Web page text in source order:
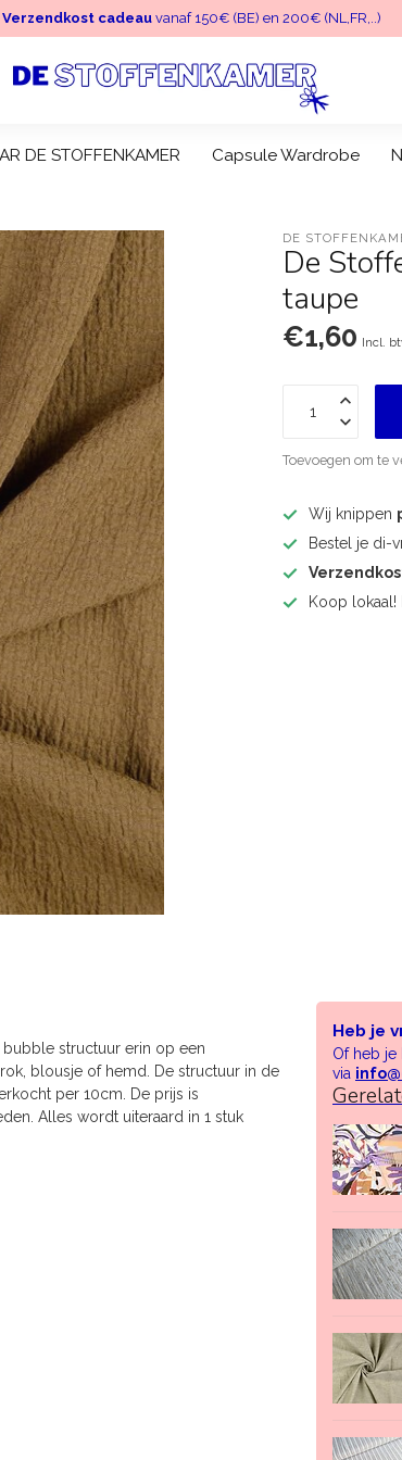
Verzendkost cadeauvanaf 150€ (BE) en 200€ (NL,FR,..)
DE STOFFENKAMER Capsule Wardrobe
DE
De
taupe
€1,60 Incl.
Toevoegen om te
Wij knippen
Bestel je di-
Koop lokaal!
bubble structuur erin op een
blousje of hemd. De structuur in de
per 10cm. De prijs is
Alles wordt uiteraard in 1 stuk
Heb je
Of heb
via